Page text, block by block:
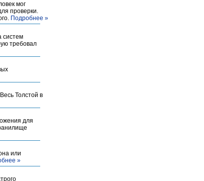
мог
проверки.
Подробнее »
систем
требовал
Толстой в
для
или
»